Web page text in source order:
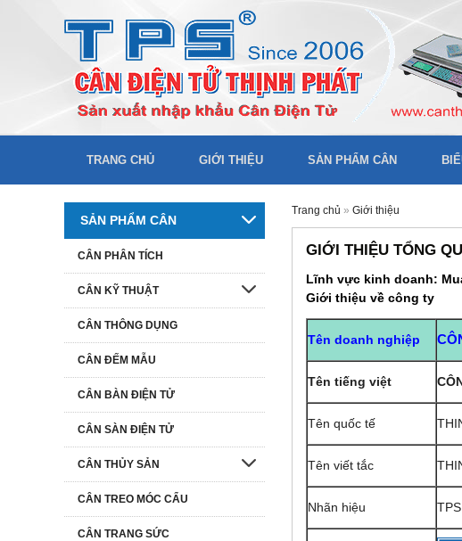
TRANG CHỦ GIỚI THIỆU SẢN PHẨM CÂN
Trang chủ » Giới thiệu
GIỚI THIỆU TỔNG
Lĩnh vực kinh doanh:
Giới thiệu về công ty
Tên doanh nghiệp
Tên tiếng việt
Tên quốc tế
Tên viết tắc
Nhãn hiệu TPS
SẢN PHẨM CÂN
CÂN PHÂN TÍCH
CÂN KỸ THUẬT
CÂN THÔNG DỤNG
CÂN ĐẾM MẪU
CÂN BÀN ĐIỆN TỬ
CÂN SÀN ĐIỆN TỬ
CÂN THỦY SẢN
CÂN TREO MÓC CẨU
CÂN TRANG SỨC